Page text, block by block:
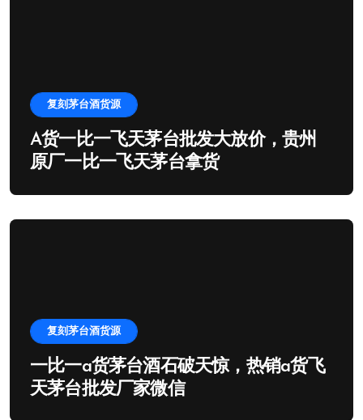
复刻茅台酒货源
A货一比一飞天茅台批发大放价，贵州
原厂一比一飞天茅台拿货
复刻茅台酒货源
一比一a货茅台酒石破天惊，热销a货飞
天茅台批发厂家微信